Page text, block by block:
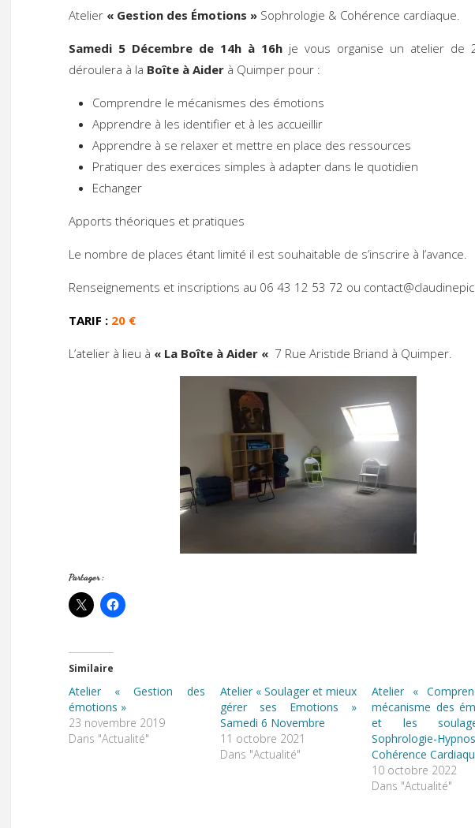
Atelier « Gestion des Émotions »Sophrologie & Cohérence cardiaque.
Samedi 5 Décembre de 14h à 16hje vous organise un atelier de
déroulera à la Boîte à Aiderà Quimper pour :
Comprendre le mécanismes des émotions
Apprendre à les identifier et à les accueillir
Apprendre à se relaxer et mettre en place des ressources
Pratiquer des exercices simples à adapter dans le quotidien
Echanger
Apports théoriques et pratiques
Le nombre de places étant limité il est souhaitable de s’inscrire à l’avance.
Renseignements et inscriptions au 06 43 12 53 72 ou
TARIF : 20 €
L’atelier à lieu à « La Boîte à Aider « 7 Rue Aristide Briand à Quimper.
Partager :
Similaire
Atelier « Gestion des
émotions »
23 novembre 2019
Dans "Actualité"
Atelier « Soulager et mieux
gérer ses Emotions »
Samedi 6 Novembre
11 octobre 2021
Dans "Actualité"
Atelier «
mécanisme des
et les
Sophrologie-
Cohérence
10 octobre 2022
Dans "Actualité"